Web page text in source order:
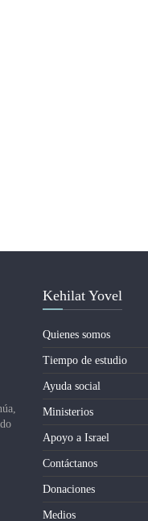
Kehilat Yovel
Quienes somos
Tiempo de estudio
Ayuda social
Ministerios
Apoyo a Israel
Contáctanos
Donaciones
Medios